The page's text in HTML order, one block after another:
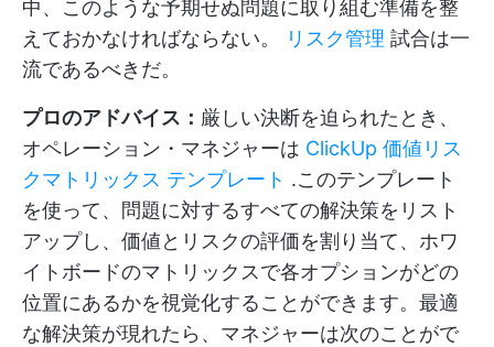
中、このような予期せぬ問題に取り組む準備を整
えておかなければならない。
リスク管理 試合は一
流であるべきだ。
プロのアドバイス： 厳しい決断を迫られたとき、
オペレーション・マネジャーは ClickUp 価値リス
クマトリックス テンプレート .このテンプレート
を使って、問題に対するすべての解決策をリスト
アップし、価値とリスクの評価を割り当て、ホワ
イトボードのマトリックスで各オプションがどの
位置にあるかを視覚化することができます。最適
な解決策が現れたら、マネジャーは次のことがで